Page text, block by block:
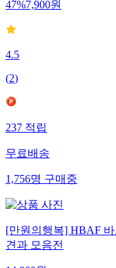
47%7,900원
4.5
(2)
237적립
무료배송
1,756명구매중
[만원의행복] HBAF
견과 모음전